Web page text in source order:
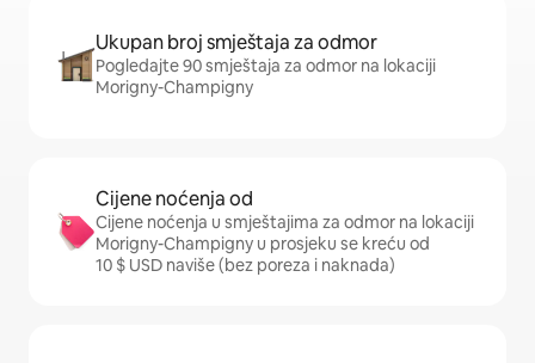
Ukupan broj smještaja za odmor
Pogledajte 90 smještaja za odmor na lokaciji
Morigny-Champigny
Cijene noćenja od
Cijene noćenja u smještajima za odmor na lokaciji
Morigny-Champigny u prosjeku se kreću od
10 $ USD naviše (bez poreza i naknada)